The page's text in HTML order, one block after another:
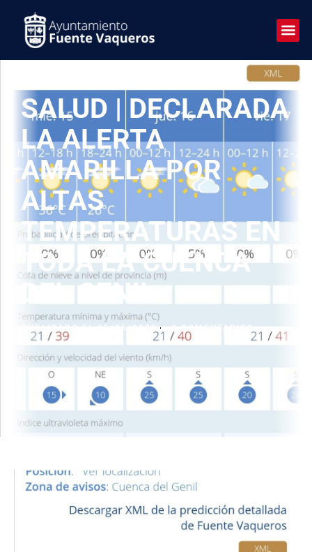
SALUD | DECLARADA
LA ALERTA
AMARILLA POR
ALTAS
TEMPERATURAS EN
TODA LA CUENCA
DEL GENIL
PUBLICADO EL15/06/2022 -0 COMENTARIOS